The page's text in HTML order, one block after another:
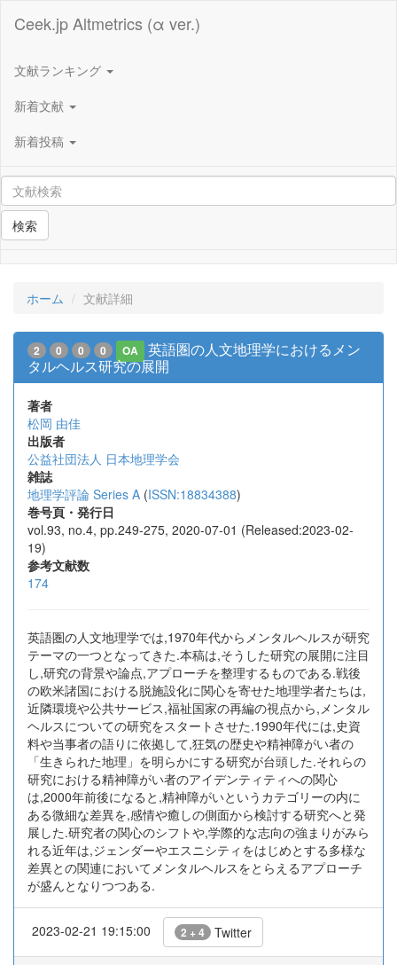
Ceek.jp Altmetrics (α ver.)
文献ランキング
新着文献
新着投稿
検索
ホーム 文献詳細
2 0 0 0 OA
英語圏の人文地理学におけるメン
タルヘルス研究の展開
著者
松岡 由佳
出版者
公益社団法人 日本地理学会
雑誌
地理学評論 Series A (ISSN:18834388)
巻号頁・発行日
vol.93, no.4, pp.249-275, 2020-07-01 (Released:2023-02-
19)
参考文献数
174
英語圏の人文地理学では,1970年代からメンタルヘルスが研究
テーマの一つとなってきた.本稿は,そうした研究の展開に注目
し,研究の背景や論点,アプローチを整理するものである.戦後
の欧米諸国における脱施設化に関心を寄せた地理学者たちは,
近隣環境や公共サービス,福祉国家の再編の視点から,メンタル
ヘルスについての研究をスタートさせた.1990年代には,史資
料や当事者の語りに依拠して,狂気の歴史や精神障がい者の
「生きられた地理」を明らかにする研究が台頭した.それらの
研究における精神障がい者のアイデンティティへの関心
は,2000年前後になると,精神障がいというカテゴリーの内に
ある微細な差異を,感情や癒しの側面から検討する研究へと発
展した.研究者の関心のシフトや,学際的な志向の強まりがみら
れる近年は,ジェンダーやエスニシティをはじめとする多様な
差異との関連においてメンタルヘルスをとらえるアプローチ
が盛んとなりつつある.
2023-02-21 19:15:00 2 + 4 Twitter